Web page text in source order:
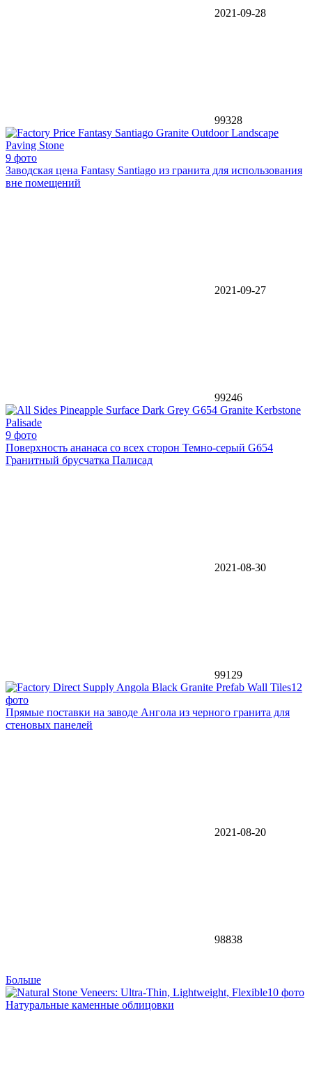
2021-09-28
99328
9 фото
Заводская цена Fantasy Santiago из гранита для использования
вне помещений
2021-09-27
99246
9 фото
Поверхность ананаса со всех сторон Темно-серый G654
Гранитный брусчатка Палисад
2021-08-30
99129
12
фото
Прямые поставки на заводе Ангола из черного гранита для
стеновых панелей
2021-08-20
98838
Больше
10 фото
Натуральные каменные облицовки